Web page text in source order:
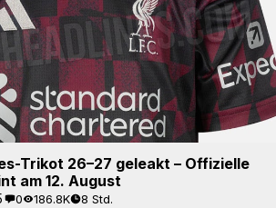
Trikot 26–27 geleakt – Offizielle
am 12. August
0 186.8K 8 Std.